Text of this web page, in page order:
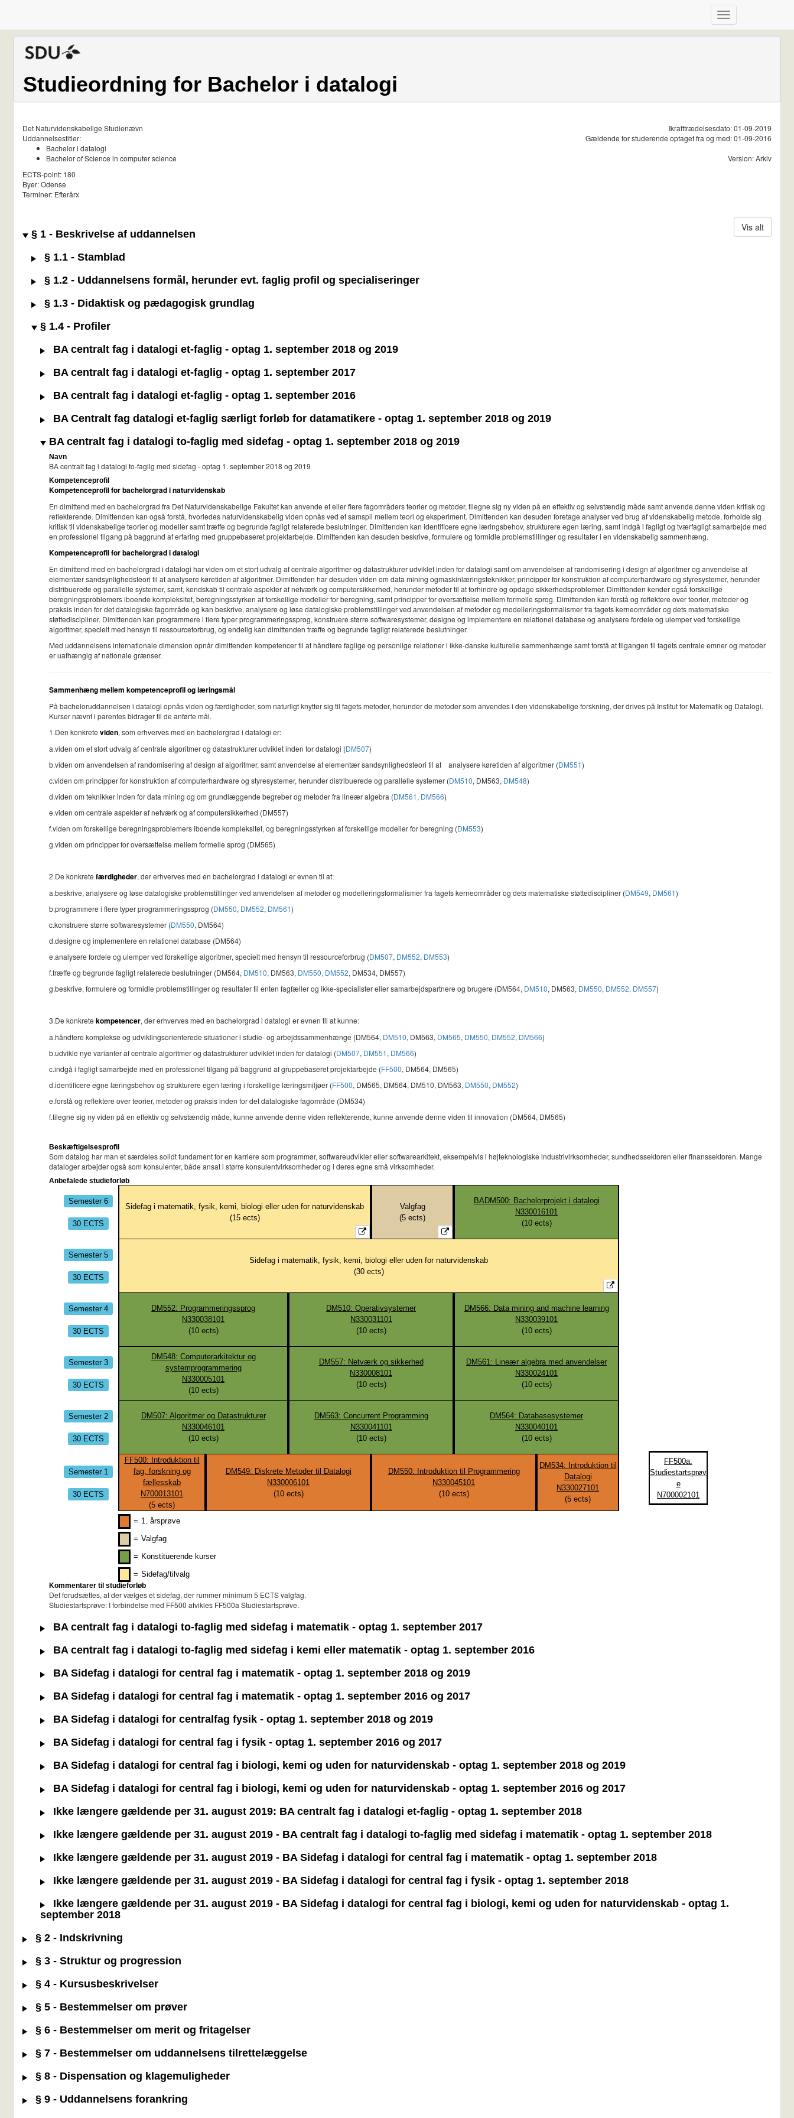
Studieordning for Bachelor i datalogi
Det Naturvidenskabelige Studienævn
Uddannelsestitler:
Bachelor i datalogi
Bachelor of Science in computer science
ECTS-point: 180
Byer: Odense
Terminer: Efterårx
Ikrafttrædelsesdato: 01-09-2019
Gældende for studerende optaget fra og med: 01-09-2016
Version: Arkiv
Vis alt
§ 1 - Beskrivelse af uddannelsen
§ 1.1 - Stamblad
§ 1.2 - Uddannelsens formål, herunder evt. faglig profil og specialiseringer
§ 1.3 - Didaktisk og pædagogisk grundlag
§ 1.4 - Profiler
BA centralt fag i datalogi et-faglig - optag 1. september 2018 og 2019
BA centralt fag i datalogi et-faglig - optag 1. september 2017
BA centralt fag i datalogi et-faglig - optag 1. september 2016
BA Centralt fag datalogi et-faglig særligt forløb for datamatikere - optag 1. september 2018 og 2019
BA centralt fag i datalogi to-faglig med sidefag - optag 1. september 2018 og 2019
Navn
BA centralt fag i datalogi to-faglig med sidefag - optag 1. september 2018 og 2019
Kompetenceprofil
Kompetenceprofil for bachelorgrad i naturvidenskab
En dimittend med en bachelorgrad fra Det Naturvidenskabelige Fakultet kan anvende et eller flere fagområders teorier og metoder, tilegne sig ny viden på en effektiv og selvstændig måde samt anvende denne viden kritisk og
reflekterende. Dimittenden kan også forstå, hvorledes naturvidenskabelig viden opnås ved et samspil mellem teori og eksperiment. Dimittenden kan desuden foretage analyser ved brug af videnskabelig metode, forholde sig
kritisk til videnskabelige teorier og modeller samt træffe og begrunde fagligt relaterede beslutninger. Dimittenden kan identificere egne læringsbehov, strukturere egen læring, samt indgå i fagligt og tværfagligt samarbejde med
en professionel tilgang på baggrund af erfaring med gruppebaseret projektarbejde. Dimittenden kan desuden beskrive, formulere og formidle problemstillinger og resultater i en videnskabelig sammenhæng.
Kompetenceprofil for bachelorgrad i datalogi
En dimittend med en bachelorgrad i datalogi har viden om et stort udvalg af centrale algoritmer og datastrukturer udviklet inden for datalogi samt om anvendelsen af randomisering i design af algoritmer og anvendelse af
elementær sandsynlighedsteori til at analysere køretiden af algoritmer. Dimittenden har desuden viden om data mining ogmaskinlæringsteknikker, principper for konstruktion af computerhardware og styresystemer, herunder
distribuerede og parallelle systemer, samt, kendskab til centrale aspekter af netværk og computersikkerhed, herunder metoder til at forhindre og opdage sikkerhedsproblemer. Dimittenden kender også forskellige
beregningsproblemers iboende kompleksitet, beregningsstyrken af forskellige modeller for beregning, samt principper for oversættelse mellem formelle sprog. Dimittenden kan forstå og reflektere over teorier, metoder og
praksis inden for det datalogiske fagområde og kan beskrive, analysere og løse datalogiske problemstillinger ved anvendelsen af metoder og modelleringsformalismer fra fagets kerneområder og dets matematiske
støttediscipliner. Dimittenden kan programmere i flere typer programmeringssprog, konstruere større softwaresystemer, designe og implementere en relationel database og analysere fordele og ulemper ved forskellige
algoritmer, specielt med hensyn til ressourceforbrug, og endelig kan dimittenden træffe og begrunde fagligt relaterede beslutninger.
Med uddannelsens internationale dimension opnår dimittenden kompetencer til at håndtere faglige og personlige relationer i ikke-danske kulturelle sammenhænge samt forstå at tilgangen til fagets centrale emner og metoder
er uafhængig af nationale grænser.
Sammenhæng mellem kompetenceprofil og læringsmål
På bacheloruddannelsen i datalogi opnås viden og færdigheder, som naturligt knytter sig til fagets metoder, herunder de metoder som anvendes i den videnskabelige forskning, der drives på Institut for Matematik og Datalogi.
Kurser nævnt i parentes bidrager til de anførte mål.
1.Den konkrete viden, som erhverves med en bachelorgrad i datalogi er:
a.viden om et stort udvalg af centrale algoritmer og datastrukturer udviklet inden for datalogi (DM507)
b.viden om anvendelsen af randomisering af design af algoritmer, samt anvendelse af elementær sandsynlighedsteori til at analysere køretiden af algoritmer (DM551)
c.viden om principper for konstruktion af computerhardware og styresystemer, herunder distribuerede og parallelle systemer (DM510, DM563, DM548)
d.viden om teknikker inden for data mining og om grundlæggende begreber og metoder fra lineær algebra (DM561, DM566)
e.viden om centrale aspekter af netværk og af computersikkerhed (DM557)
f.viden om forskellige beregningsproblemers iboende kompleksitet, og beregningsstyrken af forskellige modeller for beregning (DM553)
g.viden om principper for oversættelse mellem formelle sprog (DM565)
2.De konkrete færdigheder, der erhverves med en bachelorgrad i datalogi er evnen til at:
a.beskrive, analysere og løse datalogiske problemstillinger ved anvendelsen af metoder og modelleringsformalismer fra fagets kerneområder og dets matematiske støttediscipliner (DM549, DM561)
b.programmere i flere typer programmeringssprog (DM550, DM552, DM561)
c.konstruere større softwaresystemer (DM550, DM564)
d.designe og implementere en relationel database (DM564)
e.analysere fordele og ulemper ved forskellige algoritmer, specielt med hensyn til ressourceforbrug (DM507, DM552, DM553)
f.træffe og begrunde fagligt relaterede beslutninger (DM564, DM510, DM563, DM550, DM552, DM534, DM557)
g.beskrive, formulere og formidle problemstillinger og resultater til enten fagfæller og ikke-specialister eller samarbejdspartnere og brugere (DM564, DM510, DM563, DM550, DM552, DM557)
3.De konkrete kompetencer, der erhverves med en bachelorgrad i datalogi er evnen til at kunne:
a.håndtere komplekse og udviklingsorienterede situationer i studie- og arbejdssammenhænge (DM564, DM510, DM563, DM565, DM550, DM552, DM566)
b.udvikle nye varianter af centrale algoritmer og datastrukturer udviklet inden for datalogi (DM507, DM551, DM566)
c.indgå i fagligt samarbejde med en professionel tilgang på baggrund af gruppebaseret projektarbejde (FF500, DM564, DM565)
d.identificere egne læringsbehov og strukturere egen læring i forskellige læringsmiljøer (FF500, DM565, DM564, DM510, DM563, DM550, DM552)
e.forstå og reflektere over teorier, metoder og praksis inden for det datalogiske fagområde (DM534)
f.tilegne sig ny viden på en effektiv og selvstændig måde, kunne anvende denne viden reflekterende, kunne anvende denne viden til innovation (DM564, DM565)
Beskæftigelsesprofil
Som datalog har man et særdeles solidt fundament for en karriere som programmør, softwareudvikler eller softwarearkitekt, eksempelvis i højteknologiske industrivirksomheder, sundhedssektoren eller finanssektoren. Mange
dataloger arbejder også som konsulenter, både ansat i større konsulentvirksomheder og i deres egne små virksomheder.
Anbefalede studieforløb
Semester 6
30 ECTS
Sidefag i matematik, fysik, kemi, biologi eller uden for naturvidenskab
(15ects)
Valgfag
(5 ects)
BADM500: Bachelorprojekt i datalogi
N330016101
(10ects)
Semester 5
30 ECTS
Sidefag i matematik, fysik, kemi, biologi eller uden for naturvidenskab
(30ects)
Semester 4
30 ECTS
DM552: Programmeringssprog
N330038101
(10ects)
DM510: Operativsystemer
N330031101
(10ects)
DM566: Data mining and machine learning
N330039101
(10ects)
Semester 3
30 ECTS
DM548: Computerarkitektur og
systemprogrammering
N330005101
(10ects)
DM557: Netværk og sikkerhed
N330008101
(10ects)
DM561: Lineær algebra med anvendelser
N330024101
(10ects)
Semester 2
30 ECTS
DM507: Algoritmer og Datastrukturer
N330046101
(10ects)
DM563: Concurrent Programming
N330041101
(10ects)
DM564: Databasesystemer
N330040101
(10ects)
Semester 1
30 ECTS
FF500: Introduktion til
fag, forskning og
fællesskab
N700013101
(5 ects)
DM549: Diskrete Metoder til Datalogi
N330006101
(10ects)
DM550: Introduktion til Programmering
N330045101
(10ects)
DM534: Introduktion til
Datalogi
N330027101
(5 ects)
= 1. årsprøve
= Valgfag
= Konstituerende kurser
= Sidefag/tilvalg
FF500a:
Studiestartsprøv
e
N700002101
Kommentarer til studieforløb
Det forudsættes, at der vælges et sidefag, der rummer minimum 5 ECTS valgfag.
Studiestartsprøve: I forbindelse med FF500 afvikles FF500a Studiestartsprøve.
BA centralt fag i datalogi to-faglig med sidefag i matematik - optag 1. september 2017
BA centralt fag i datalogi to-faglig med sidefag i kemi eller matematik - optag 1. september 2016
BA Sidefag i datalogi for central fag i matematik - optag 1. september 2018 og 2019
BA Sidefag i datalogi for central fag i matematik - optag 1. september 2016 og 2017
BA Sidefag i datalogi for centralfag fysik - optag 1. september 2018 og 2019
BA Sidefag i datalogi for central fag i fysik - optag 1. september 2016 og 2017
BA Sidefag i datalogi for central fag i biologi, kemi og uden for naturvidenskab - optag 1. september 2018 og 2019
BA Sidefag i datalogi for central fag i biologi, kemi og uden for naturvidenskab - optag 1. september 2016 og 2017
Ikke længere gældende per 31. august 2019: BA centralt fag i datalogi et-faglig - optag 1. september 2018
Ikke længere gældende per 31. august 2019 - BA centralt fag i datalogi to-faglig med sidefag i matematik - optag 1. september 2018
Ikke længere gældende per 31. august 2019 - BA Sidefag i datalogi for central fag i matematik - optag 1. september 2018
Ikke længere gældende per 31. august 2019 - BA Sidefag i datalogi for central fag i fysik - optag 1. september 2018
Ikke længere gældende per 31. august 2019 - BA Sidefag i datalogi for central fag i biologi, kemi og uden for naturvidenskab - optag 1.
september 2018
§ 2 - Indskrivning
§ 3 - Struktur og progression
§ 4 - Kursusbeskrivelser
§ 5 - Bestemmelser om prøver
§ 6 - Bestemmelser om merit og fritagelser
§ 7 - Bestemmelser om uddannelsens tilrettelæggelse
§ 8 - Dispensation og klagemuligheder
§ 9 - Uddannelsens forankring